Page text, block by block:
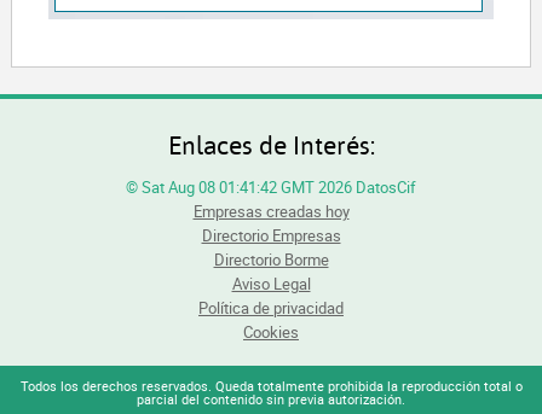
Enlaces de Interés:
© Sat Aug 08 01:41:42 GMT 2026 DatosCif
Empresas creadas hoy
Directorio Empresas
Directorio Borme
Aviso Legal
Política de privacidad
Cookies
Todos los derechos reservados. Queda totalmente prohibida la reproducción total o
parcial del contenido sin previa autorización.